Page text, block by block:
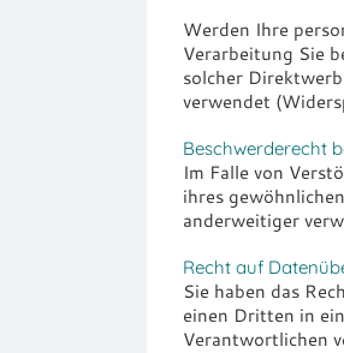
Werden Ihre
Verarbeitung Sie
solcher
verwendet
Beschwerde­recht
Im Falle von
ihres
anderweitiger
Recht auf
Sie haben das
einen Dritten in
Verantwortlichen